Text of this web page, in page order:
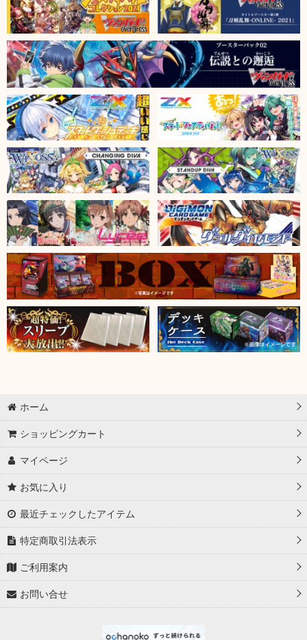
ホーム
ショッピングカート
マイページ
お気に入り
最近チェックしたアイテム
特定商取引法表示
ご利用案内
お問い合せ